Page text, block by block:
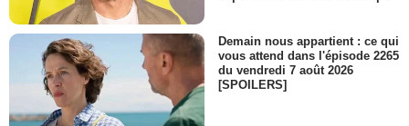
Demain nous appartient : ce qui
vous attend dans l'épisode 2265
du vendredi 7 août 2026
[SPOILERS]